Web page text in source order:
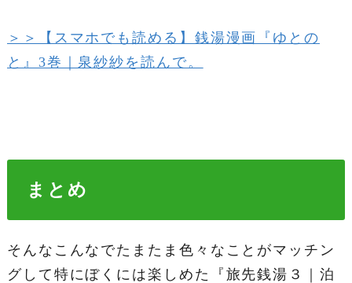
＞＞【スマホでも読める】銭湯漫画『ゆとの
と』3巻｜泉紗紗を読んで。
まとめ
そんなこんなでたまたま色々なことがマッチン
グして特にぼくには楽しめた『旅先銭湯３｜泊